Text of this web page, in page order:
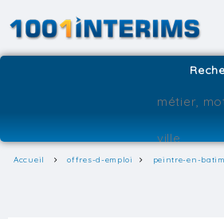
Accueil offres-d-emploi peintre-en-